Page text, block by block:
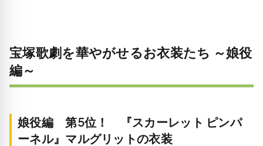
宝塚歌劇を華やがせるお衣装たち ～娘役
編～
娘役編 第5位！ 『スカーレット ピンパ
ーネル』マルグリットの衣装